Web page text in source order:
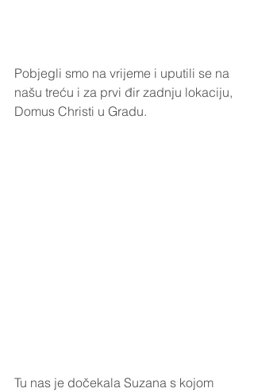
Pobjegli smo na vrijeme i uputili se na
našu treću i za prvi đir zadnju lokaciju,
Domus Christi u Gradu.
Tu nas je dočekala Suzana s kojom